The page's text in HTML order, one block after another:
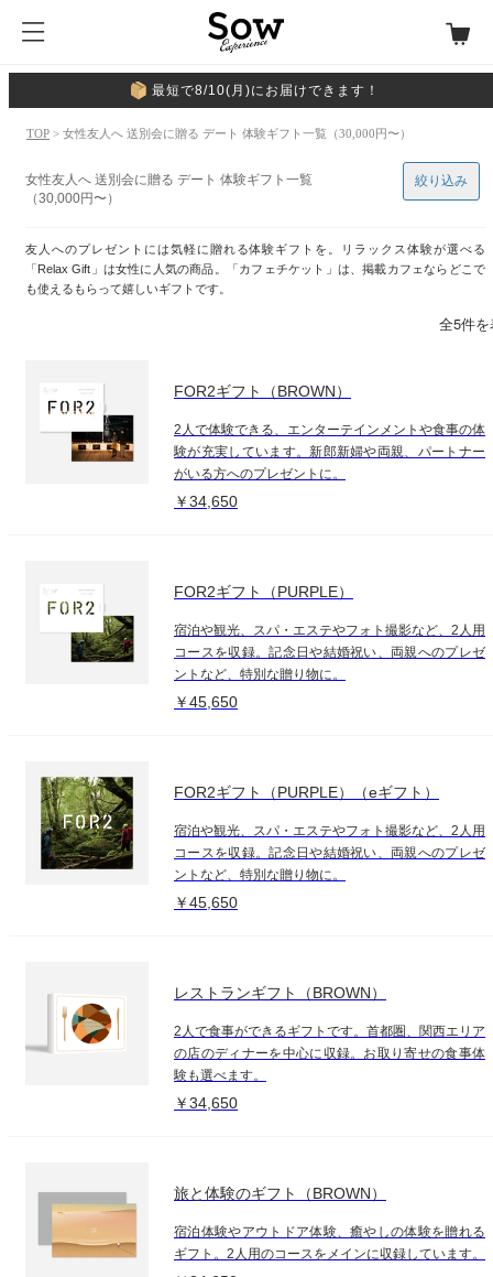
最短で8/10(月)にお届けできます！
TOP > 女性友人へ 送別会に贈る デート 体験ギフト一覧（30,000円〜）
女性友人へ 送別会に贈る デート 体験ギフト一覧
（30,000円〜）
友人へのプレゼントには気軽に贈れる体験ギフトを。リラックス体験が選べる
「Relax Gift」は女性に人気の商品。「カフェチケット」は、掲載カフェならどこで
も使えるもらって嬉しいギフトです。
絞り込み
全5件
FOR2ギフト（BROWN）
2人で体験できる、エンターテインメントや食事の体
験が充実しています。新郎新婦や両親、パートナー
がいる方へのプレゼントに。
￥34,650
FOR2ギフト（PURPLE）
宿泊や観光、スパ・エステやフォト撮影など、2人用
コースを収録。記念日や結婚祝い、両親へのプレゼ
ントなど、特別な贈り物に。
￥45,650
FOR2ギフト（PURPLE）（eギフト）
宿泊や観光、スパ・エステやフォト撮影など、2人用
コースを収録。記念日や結婚祝い、両親へのプレゼ
ントなど、特別な贈り物に。
￥45,650
レストランギフト（BROWN）
2人で食事ができるギフトです。首都圏、関西エリア
の店のディナーを中心に収録。お取り寄せの食事体
験も選べます。
￥34,650
旅と体験のギフト（BROWN）
宿泊体験やアウトドア体験、癒やしの体験を贈れる
ギフト。2人用のコースをメインに収録しています。